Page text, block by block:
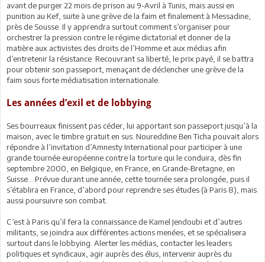
avant de purger 22 mois de prison au 9-Avril à Tunis, mais aussi en
punition au Kef, suite à une grève de la faim et finalement à Messadine,
près de Sousse. Il y apprendra surtout comment s’organiser pour
orchestrer la pression contre le régime dictatorial et donner de la
matière aux activistes des droits de l’Homme et aux médias afin
d’entretenir la résistance. Recouvrant sa liberté, le prix payé, il se battra
pour obtenir son passeport, menaçant de déclencher une grève de la
faim sous forte médiatisation internationale.
Les années d’exil et de lobbying
Ses bourreaux finissent pas céder, lui apportant son passeport jusqu’à la
maison, avec le timbre gratuit en sus. Noureddine Ben Ticha pouvait alors
répondre à l’invitation d’Amnesty International pour participer à une
grande tournée européenne contre la torture qui le conduira, dès fin
septembre 2000, en Belgique, en France, en Grande-Bretagne, en
Suisse… Prévue durant une année, cette tournée sera prolongée, puis il
s’établira en France, d’abord pour reprendre ses études (à Paris 8), mais
aussi poursuivre son combat.
C’est à Paris qu’il fera la connaissance de Kamel Jendoubi et d’autres
militants, se joindra aux différentes actions menées, et se spécialisera
surtout dans le lobbying. Alerter les médias, contacter les leaders
politiques et syndicaux, agir auprès des élus, intervenir auprès du